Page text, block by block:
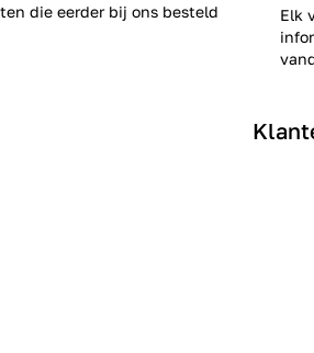
die eerder bij ons besteld
Elk